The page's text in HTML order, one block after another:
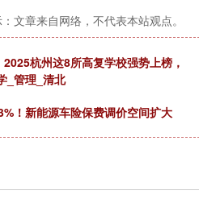
文章来自网络，不代表本站观点。
杭州这8所高复学校强势上榜，
_管理_清北
！新能源车险保费调价空间扩大